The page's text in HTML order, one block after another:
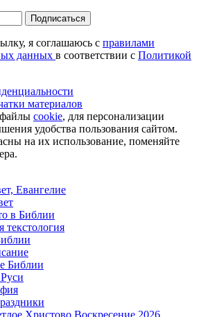
Подписаться
я соглашаюсь с правилами
данных в соответствии с Политикой
материалов
cookie, для персонализации
удобства пользования сайтом.
на их использование, поменяйте
Евангелие
в Библии
текстология
Библии